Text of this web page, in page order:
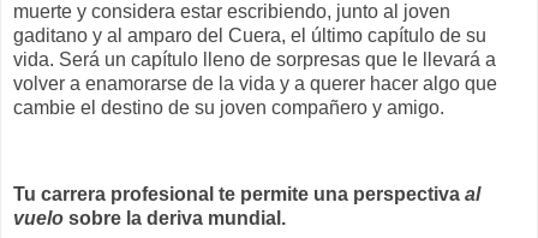
muerte y considera estar escribiendo, junto al joven
gaditano y al amparo del Cuera, el último capítulo de su
vida. Será un capítulo lleno de sorpresas que le llevará a
volver a enamorarse de la vida y a querer hacer algo que
cambie el destino de su joven compañero y amigo.
Tu carrera profesional te permite una perspectiva al
vuelo sobre la deriva mundial.